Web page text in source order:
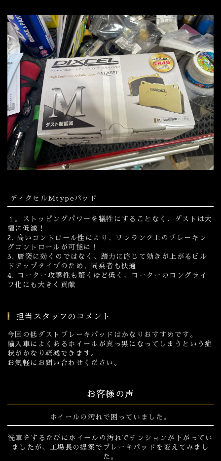
ディクセルMtypeパッド
１．ストッピングパワーを犠牲にすることなく、ダストは大
幅に低減！
2. 高いコントロール性により、ワンランク上のブレーキン
グコントロールが可能に！
3. 唐突に効くのではなく、踏力に応じて効きが上がるビル
ドアップタイプのため、同乗者も快適
4. ローター攻撃性も驚くほど低く、ローターのロングライ
フ化にも大きく貢献
担当スタッフのコメント
今回の低ダストブレーキパッドはかなりおすすめです。
輸入車によくあるホイールが真っ黒になってしまうという症
状がかなり軽減できます。
お気軽にお問い合わせください。
お客様の声
ホイールの汚れで困っていました。
洗車をするたびにホイールの汚れでテンションが下がってい
ましたが、工場長の提案でブレーキパッドを変えてみまし
た。